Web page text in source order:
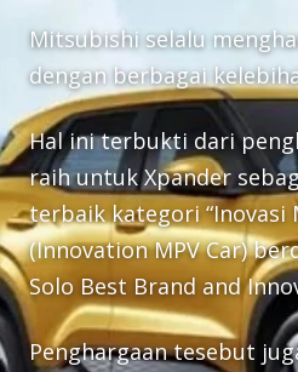
Mitsubishi selalu
dengan berbagai
Hal ini terbukti dari
raih untuk Xpander
terbaik kategori “Inovasi
(Innovation MPV Car)
Solo Best Brand and
Penghargaan tesebut